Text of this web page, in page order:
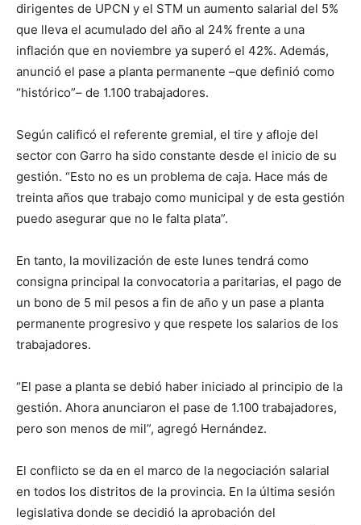
dirigentes de UPCN y el STM un aumento salarial del 5%
que lleva el acumulado del año al 24% frente a una
inflación que en noviembre ya superó el 42%. Además,
anunció el pase a planta permanente –que definió como
“histórico”– de 1.100 trabajadores.
Según calificó el referente gremial, el tire y afloje del
sector con Garro ha sido constante desde el inicio de su
gestión. “Esto no es un problema de caja. Hace más de
treinta años que trabajo como municipal y de esta gestión
puedo asegurar que no le falta plata”.
En tanto, la movilización de este lunes tendrá como
consigna principal la convocatoria a paritarias, el pago de
un bono de 5 mil pesos a fin de año y un pase a planta
permanente progresivo y que respete los salarios de los
trabajadores.
“El pase a planta se debió haber iniciado al principio de la
gestión. Ahora anunciaron el pase de 1.100 trabajadores,
pero son menos de mil”, agregó Hernández.
El conflicto se da en el marco de la negociación salarial
en todos los distritos de la provincia. En la última sesión
legislativa donde se decidió la aprobación del